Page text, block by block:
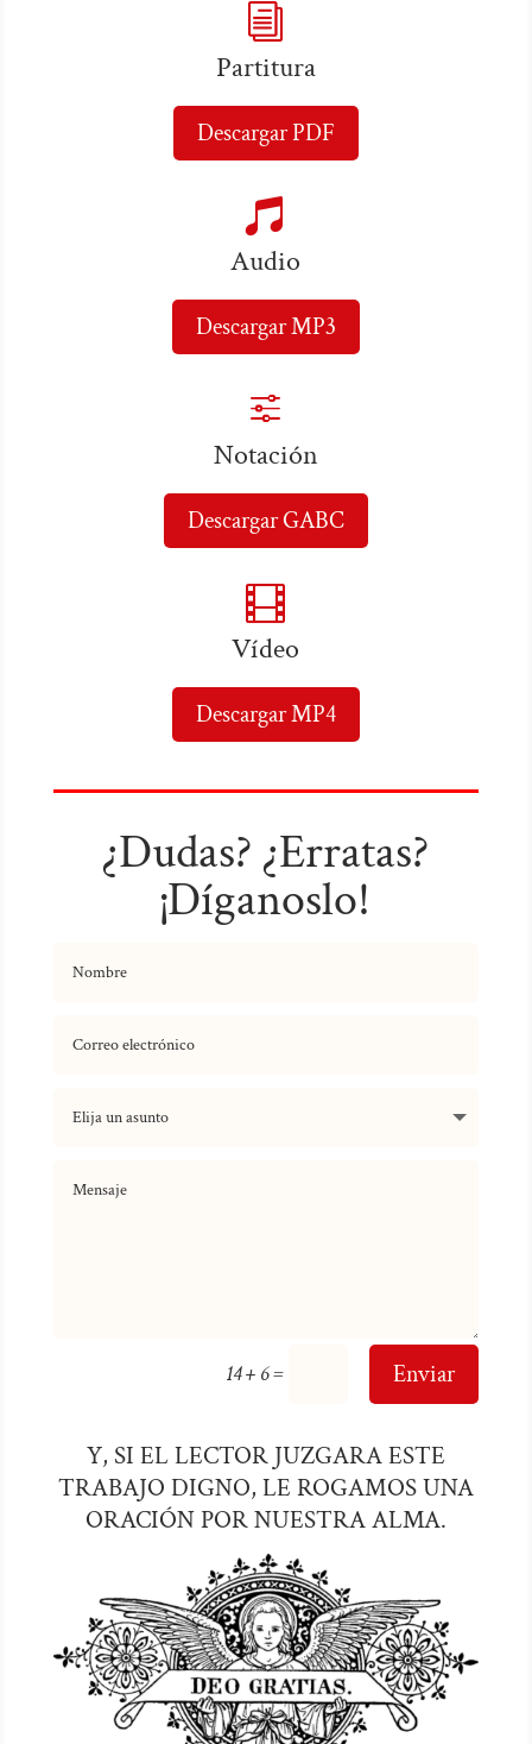
i
Partitura
Descargar PDF

Audio
Descargar MP3
f
Notación
Descargar GABC

Vídeo
Descargar MP4
¿Dudas? ¿Erratas?
¡Díganoslo!
14 + 6= Enviar
Y, SI EL LECTOR JUZGARA ESTE
TRABAJO DIGNO, LE ROGAMOS UNA
ORACIÓN POR NUESTRA ALMA.